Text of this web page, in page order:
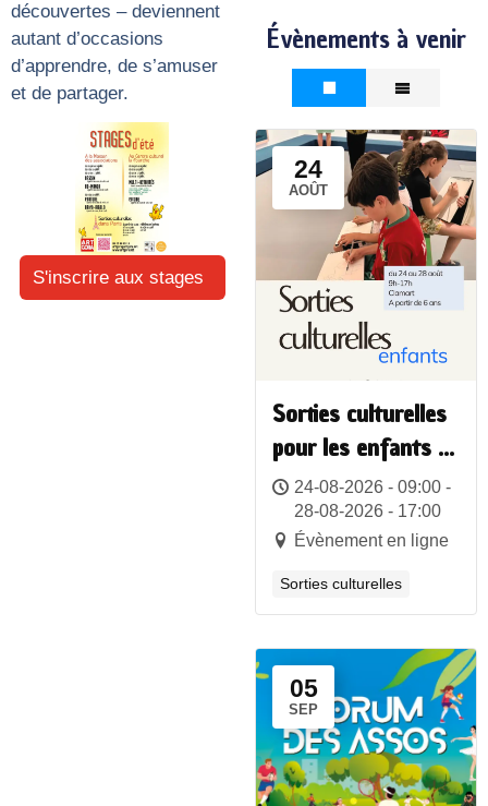
découvertes – deviennent
autant d’occasions
d’apprendre, de s’amuser
et de partager.
S'inscrire aux stages
Évènements à venir
24
AOÛT
Sorties culturelles
pour les enfants à
Paris – Vacances
scolaires
24-08-2026 - 09:00 -
28-08-2026 - 17:00
Évènement en ligne
Sorties culturelles
05
SEP